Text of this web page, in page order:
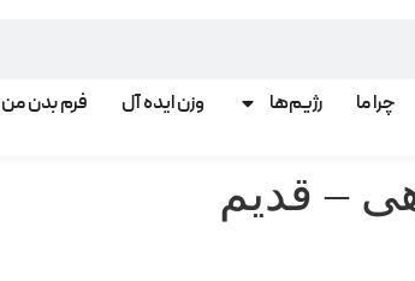
چرا ما رژیم‌ها وزن ایده آل فرم بدن من
– قدیم